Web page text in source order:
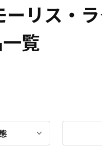
ーリス・
覧